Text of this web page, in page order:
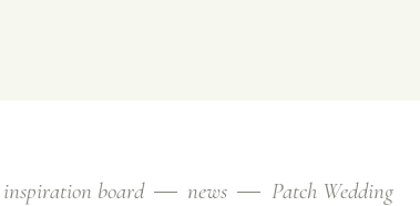
inspiration board news Patch Wedding